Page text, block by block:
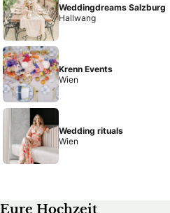
Weddingdreams Salzburg
Hallwang
Krenn Events
Wien
Wedding rituals
Wien
Eure Hochzeit